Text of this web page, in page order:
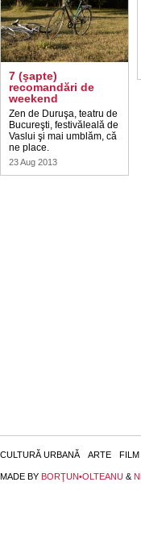
7 (şapte)
recomandări de
weekend
Zen de Duruşa, teatru de
Bucureşti, festivăleală de
Vaslui şi mai umblăm, că
ne place.
23 Aug 2013
CULTURĂ URBANĂ ARTE FILM
MADE BY BORŢUN•OLTEANU &